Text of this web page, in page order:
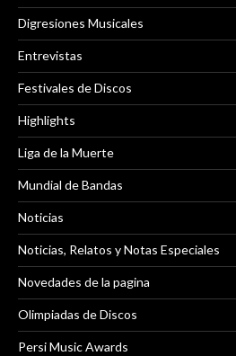
Digresiones Musicales
Entrevistas
Festivales de Discos
Highlights
Liga de la Muerte
Mundial de Bandas
Noticias
Noticias, Relatos y Notas Especiales
Novedades de la pagina
Olimpiadas de Discos
Persi Music Awards